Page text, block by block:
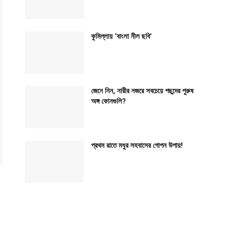
কুমিল্লায় ‘বাংলা নীল ছবি’
জেনে নিন, নারীর নজরে সবচেয়ে পছন্দের পুরুষ
অঙ্গ কোনগুলি?
প্রথম রাতে মধুর সহবাসের গোপন উপায়!